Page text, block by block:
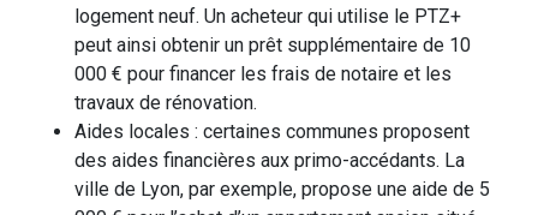
logement neuf. Un acheteur qui utilise le PTZ+
peut ainsi obtenir un prêt supplémentaire de 10
000 € pour financer les frais de notaire et les
travaux de rénovation.
Aides locales : certaines communes proposent
des aides financières aux primo-accédants. La
ville de Lyon, par exemple, propose une aide de 5